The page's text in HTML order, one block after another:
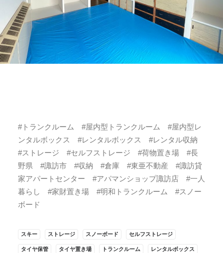
#トランクルーム #屋内型トランクルーム #屋内型レ
ンタルボックス #レンタルボックス #レンタル収納
#ストレージ #セルフストレージ #荷物置き場 #長
野県 #諏訪市 #収納 #倉庫 #東亜不動産 #諏訪貸
家アパートセンター #アパマンショップ諏訪店 #一人
暮らし #家財置き場 #明和トランクルーム #スノー
ボード
スキー ストレージ スノーボード セルフストレージ
タイヤ保管 タイヤ置き場 トランクルーム レンタルボックス